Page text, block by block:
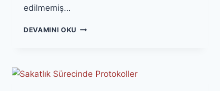
edilmemiş…
DEVAMINI OKU SPOR
BILGI